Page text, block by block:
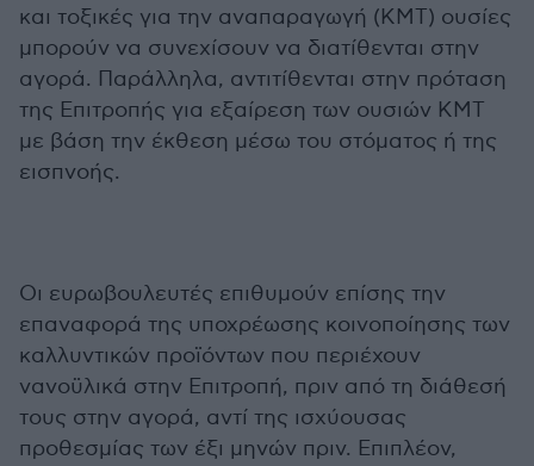
και τοξικές για την αναπαραγωγή (ΚΜΤ) ουσίες
μπορούν να συνεχίσουν να διατίθενται στην
αγορά. Παράλληλα, αντιτίθενται στην πρόταση
της Επιτροπής για εξαίρεση των ουσιών ΚΜΤ
με βάση την έκθεση μέσω του στόματος ή της
εισπνοής.
Οι ευρωβουλευτές επιθυμούν επίσης την
επαναφορά της υποχρέωσης κοινοποίησης των
καλλυντικών προϊόντων που περιέχουν
νανοϋλικά στην Επιτροπή, πριν από τη διάθεσή
τους στην αγορά, αντί της ισχύουσας
προθεσμίας των έξι μηνών πριν. Επιπλέον,